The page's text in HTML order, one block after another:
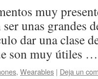
muy
unas grandes
dar una clase
son muy útiles
, Wearables | Deja un